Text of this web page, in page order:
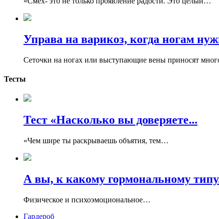
Управа на варикоз, когда ногам
Сеточки на ногах или выступающие вены приносят
Тесты
Тест «Насколько вы доверяете...
«Чем шире ты раскрываешь объятия, тем…
А вы, к какому гормональному
Физическое и психоэмоциональное…
Гардероб